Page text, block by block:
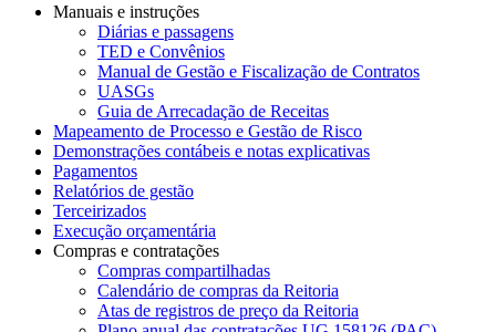
Manuais e instruções
Diárias e passagens
TED e Convênios
Manual de Gestão e Fiscalização de Contratos
UASGs
Guia de Arrecadação de Receitas
Mapeamento de Processo e Gestão de Risco
Demonstrações contábeis e notas explicativas
Pagamentos
Relatórios de gestão
Terceirizados
Execução orçamentária
Compras e contratações
Compras compartilhadas
Calendário de compras da Reitoria
Atas de registros de preço da Reitoria